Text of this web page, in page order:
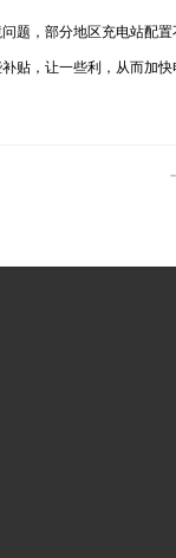
题，部分地区充电站配
贴，让一些利，从而加快